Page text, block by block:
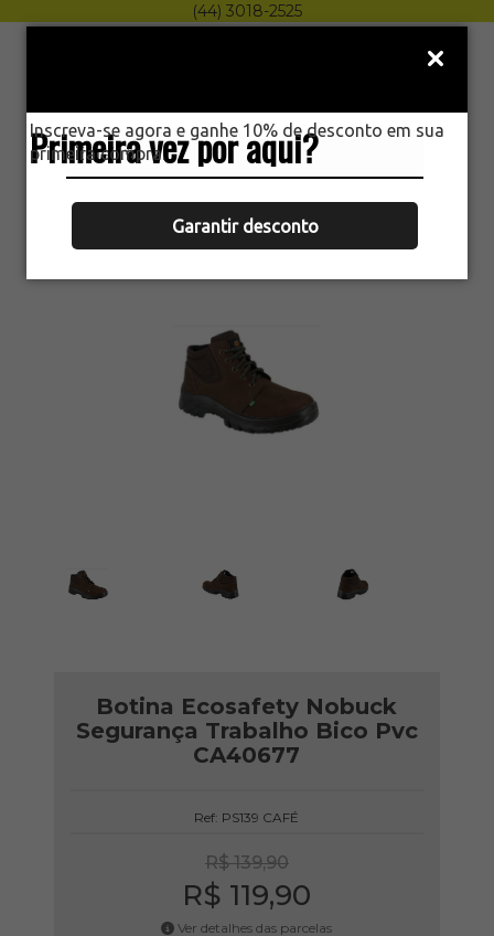
Primeira vez por aqui?
Inscreva-se agora e ganhe 10% de desconto em sua
primeira compra.
Garantir desconto
(44) 3018-2525
Menu
HOME
BOTINA ECOSAFETY NOBUCK
SEGURANÇA TRABALHO BICO PVC
CA40677
Botina Ecosafety Nobuck
Segurança Trabalho Bico Pvc
CA40677
Ref: PS139 CAFÉ
R$ 139,90
R$ 119,90
Ver detalhes das parcelas